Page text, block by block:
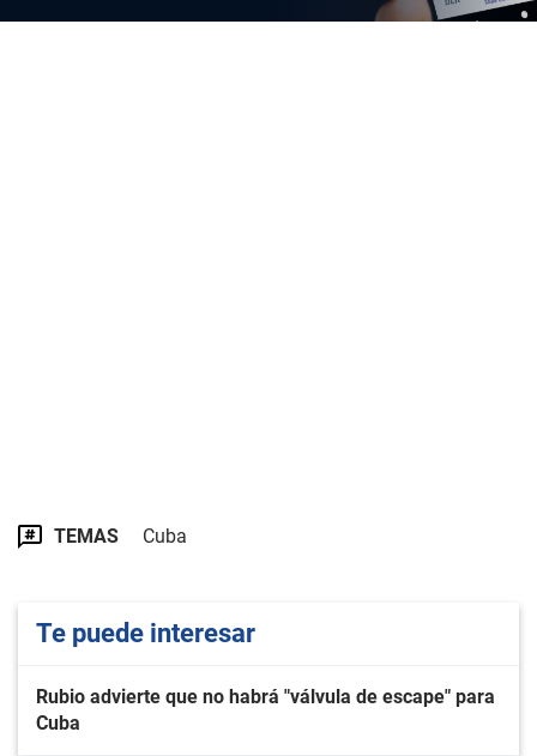
TEMAS Cuba
Te puede interesar
Rubio advierte que no habrá "válvula de escape" para
Cuba